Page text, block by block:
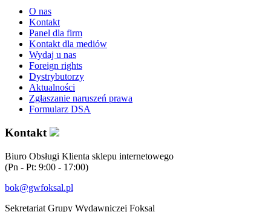
O nas
Kontakt
Panel dla firm
Kontakt dla mediów
Wydaj u nas
Foreign rights
Dystrybutorzy
Aktualności
Zgłaszanie naruszeń prawa
Formularz DSA
Kontakt
Biuro Obsługi Klienta sklepu internetowego
(Pn - Pt: 9:00 - 17:00)
bok@gwfoksal.pl
Sekretariat Grupy Wydawniczej Foksal